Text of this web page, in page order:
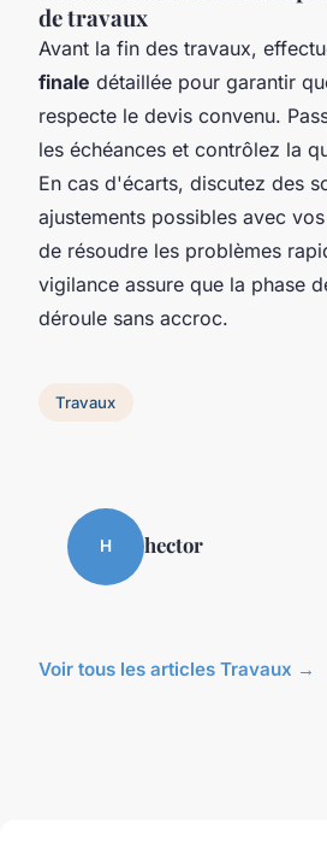
de travaux
Avant la fin des travaux,
finale détaillée pour garantir
respecte le devis convenu.
les échéances et contrôlez la
En cas d'écarts, discutez des
ajustements possibles avec
de résoudre les problèmes
vigilance assure que la phase
déroule sans accroc.
Travaux
H hector
Voir tous les articles Travaux →